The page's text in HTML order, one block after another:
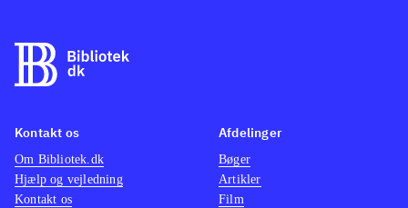
Kontakt os
Om Bibliotek.dk
Hjælp og vejledning
Kontakt os
Afdelinger
Bøger
Artikler
Film